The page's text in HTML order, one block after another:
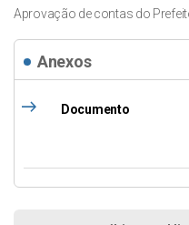
Aprovação de contas do
Anexos
east Documento